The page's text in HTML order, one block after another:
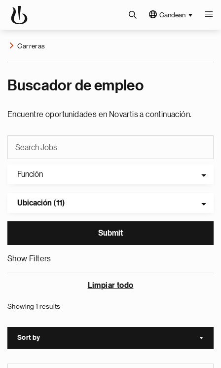
Candean
Carreras
Buscador de empleo
Encuentre oportunidades en Novartis a continuación.
Función
Ubicación (11)
Show Filters
Limpiar todo
Showing 1 results
Sort by Sort